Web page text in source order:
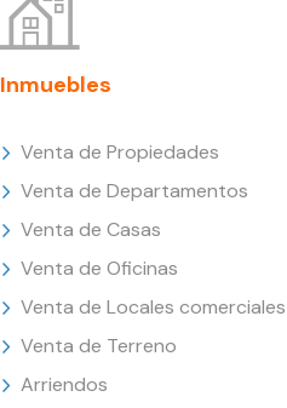
Inmuebles
Venta de Propiedades
Venta de Departamentos
Venta de Casas
Venta de Oficinas
Venta de Locales comerciales
Venta de Terreno
Arriendos